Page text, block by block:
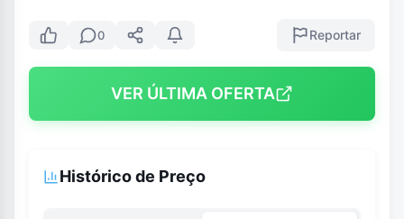
0 Reportar
VER ÚLTIMA OFERTA
Histórico de Preço